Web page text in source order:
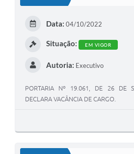
Data: 04/10/2022
Situação: EM VIGOR
Autoria: Executivo
PORTARIA Nº 19.061, DE 26 DE
DECLARA VACÂNCIA DE CARGO.